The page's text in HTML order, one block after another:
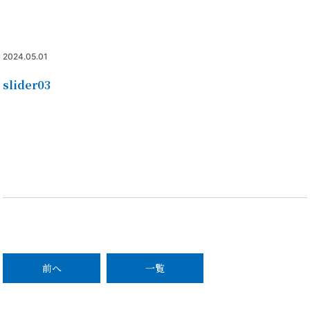
2024.05.01
slider03
前へ 一覧